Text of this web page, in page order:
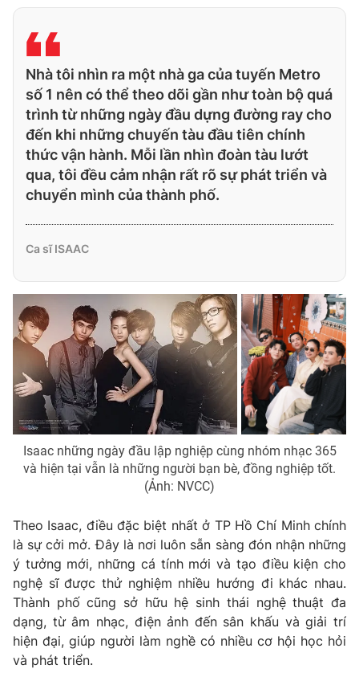
Nhà tôi nhìn ra một nhà ga của tuyến Metro
số 1 nên có thể theo dõi gần như toàn bộ quá
trình từ những ngày đầu dựng đường ray cho
đến khi những chuyến tàu đầu tiên chính
thức vận hành. Mỗi lần nhìn đoàn tàu lướt
qua, tôi đều cảm nhận rất rõ sự phát triển và
chuyển mình của thành phố.
Ca sĩ ISAAC
Isaac những ngày đầu lập nghiệp cùng nhóm nhạc 365
và hiện tại vẫn là những người bạn bè, đồng nghiệp tốt.
(Ảnh: NVCC)
Theo Isaac, điều đặc biệt nhất ở TP Hồ Chí Minh chính
là sự cởi mở. Đây là nơi luôn sẵn sàng đón nhận những
ý tưởng mới, những cá tính mới và tạo điều kiện cho
nghệ sĩ được thử nghiệm nhiều hướng đi khác nhau.
Thành phố cũng sở hữu hệ sinh thái nghệ thuật đa
dạng, từ âm nhạc, điện ảnh đến sân khấu và giải trí
hiện đại, giúp người làm nghề có nhiều cơ hội học hỏi
và phát triển.